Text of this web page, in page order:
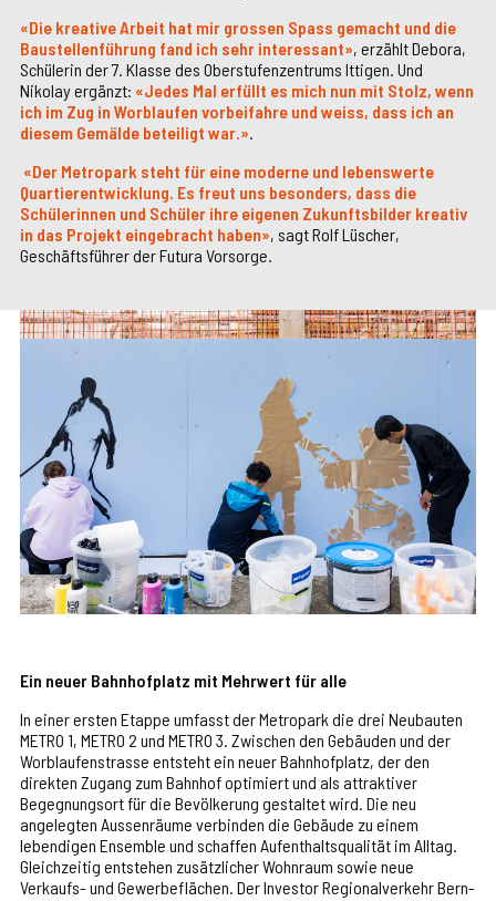
«Die kreative Arbeit hat mir grossen Spass gemacht und die
Baustellenführung fand ich sehr interessant», erzählt Debora,
Schülerin der 7. Klasse des Oberstufenzentrums Ittigen. Und
Nikolay ergänzt: «Jedes Mal erfüllt es mich nun mit Stolz, wenn
ich im Zug in Worblaufen vorbeifahre und weiss, dass ich an
diesem Gemälde beteiligt war.»
«Der Metropark steht für eine moderne und lebenswerte
Quartierentwicklung. Es freut uns besonders, dass die
Schülerinnen und Schüler ihre eigenen Zukunftsbilder kreativ
in das Projekt eingebracht haben», sagt Rolf Lüscher,
Geschäftsführer der Futura Vorsorge.
Ein neuer Bahnhofplatz mit Mehrwert für alle
In einer ersten Etappe umfasst der Metropark die drei Neubauten
METRO 1, METRO 2 und METRO 3. Zwischen den Gebäuden und der
Worblaufenstrasse entsteht ein neuer Bahnhofplatz, der den
direkten Zugang zum Bahnhof optimiert und als attraktiver
Begegnungsort für die Bevölkerung gestaltet wird. Die neu
angelegten Aussenräume verbinden die Gebäude zu einem
lebendigen Ensemble und schaffen Aufenthaltsqualität im Alltag.
Gleichzeitig entstehen zusätzlicher Wohnraum sowie neue
Verkaufs- und Gewerbeflächen. Der Investor Regionalverkehr Bern-